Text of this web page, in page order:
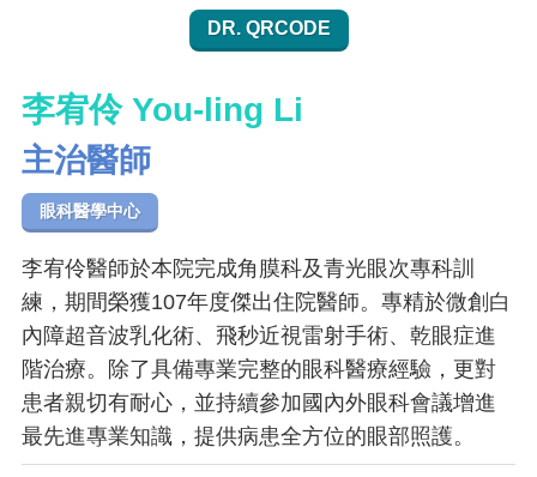
DR. QRCODE
李宥伶 You-ling Li
主治醫師
眼科醫學中心
李宥伶醫師於本院完成角膜科及青光眼次專科訓
練，期間榮獲107年度傑出住院醫師。專精於微創白
內障超音波乳化術、飛秒近視雷射手術、乾眼症進
階治療。除了具備專業完整的眼科醫療經驗，更對
患者親切有耐心，並持續參加國內外眼科會議增進
最先進專業知識，提供病患全方位的眼部照護。